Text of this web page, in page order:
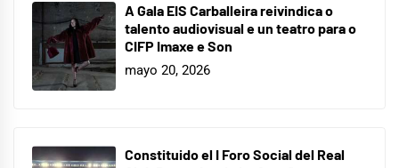
A Gala EIS Carballeira reivindica o
talento audiovisual e un teatro para o
CIFP Imaxe e Son
mayo 20, 2026
Constituido el I Foro Social del Real